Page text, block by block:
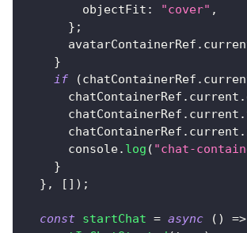
        objectFit
: "cover" ,
} ;
      avatarContainerRef
.
}
if
(chatContainerRef .
      chatContainerRef
. current .
      chatContainerRef
. current .
      chatContainerRef
. current .
console. log ( "chat-
}
} , [ ] ) ;
const startChat = async ( ) =>